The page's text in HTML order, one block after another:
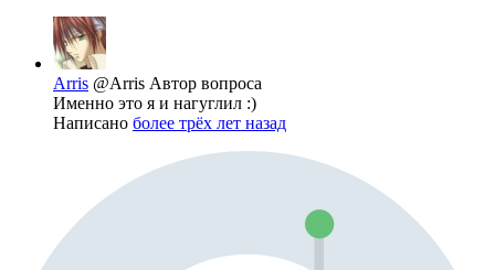
Arris @Arris Автор вопроса
Именно это я и нагуглил :)
Написано более трёх лет назад